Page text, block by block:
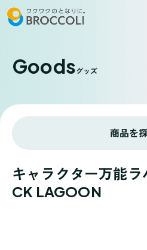
Goodsグッズ
商品を
キャラクター万能
CK LAGOON